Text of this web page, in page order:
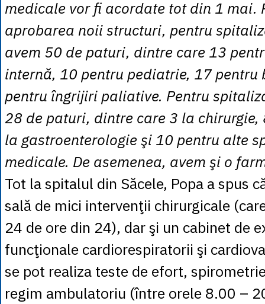
medicale vor fi acordate tot din 1 mai.
aprobarea noii structuri, pentru
avem 50 de paturi, dintre care 13
internă, 10 pentru pediatrie, 17 pentru
pentru îngrijiri paliative. Pentru
28 de paturi, dintre care 3 la
la gastroenterologie şi 10 pentru alte
medicale. De asemenea, avem şi o
Tot la spitalul din Săcele, Popa a spus
sală de mici intervenţii chirurgicale
24 de ore din 24), dar şi un cabinet de
funcţionale cardiorespiratorii şi
se pot realiza teste de efort,
regim ambulatoriu (între orele 8.00 –